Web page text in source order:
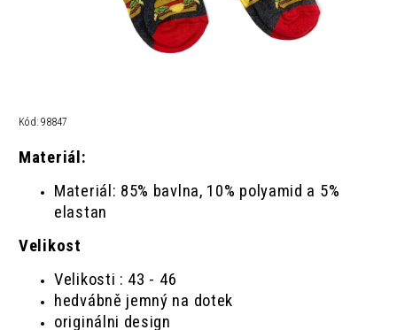
Kód: 98847
Materiál:
Materiál: 85% bavlna, 10% polyamid a 5%
elastan
Velikost
Velikosti : 43 - 46
hedvábně jemný na dotek
originálni design